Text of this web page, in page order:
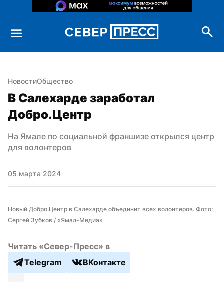
НовостиОбщество
В Салехарде заработал
Добро.Центр
На Ямале по социальной франшизе открылся центр
для волонтеров
05 марта 2024
Новый Добро.Центр в Салехарде объединит всех волонтеров. Фото:
Сергей Зубков / «Ямал-Медиа»
Читать «Север-Пресс» в
Telegram
ВКонтакте